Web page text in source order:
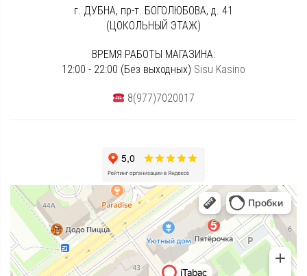
г. ДУБНА, пр-т. БОГОЛЮБОВА, д. 41
(ЦОКОЛЬНЫЙ ЭТАЖ)
ВРЕМЯ РАБОТЫ МАГАЗИНА:
12:00 - 22:00 (Без выходных) Sisu Kasino
8(977)7020017